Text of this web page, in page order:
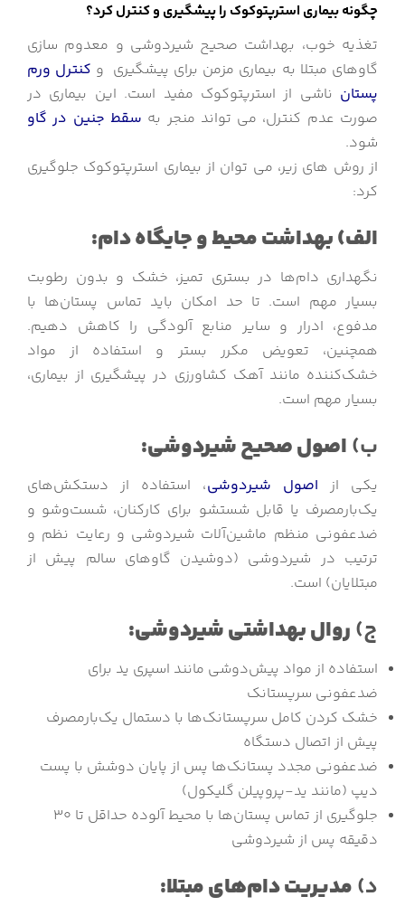
چگونه بیماری استرپتوکوک را پیشگیری و کنترل کرد؟
تغذیه خوب، بهداشت صحیح شیردوشی و معدوم سازی
گاوهای مبتلا به بیماری مزمن برای پیشگیری و کنترل ورم
پستان ناشی از استرپتوکوک مفید است. این بیماری در
صورت عدم کنترل، می تواند منجر به سقط جنین در گاو
شود.
از روش های زیر، می توان از بیماری استرپتوکوک جلوگیری
کرد:
الف) بهداشت محیط و جایگاه دام:
نگهداری دام‌ها در بستری تمیز، خشک و بدون رطوبت
بسیار مهم است. تا حد امکان باید تماس پستان‌ها با
مدفوع، ادرار و سایر منابع آلودگی را کاهش دهیم.
همچنین، تعویض مکرر بستر و استفاده از مواد
خشک‌کننده مانند آهک کشاورزی در پیشگیری از بیماری،
بسیار مهم است.
ب)اصول صحیح شیردوشی:
یکی از اصول شیردوشی، استفاده از دستکش‌های
یک‌بارمصرف یا قابل شستشو برای کارکنان، شست‌وشو و
ضدعفونی منظم ماشین‌آلات شیردوشی و رعایت نظم و
ترتیب در شیردوشی (دوشیدن گاوهای سالم پیش از
مبتلایان) است.
ج)روال بهداشتی شیردوشی:
استفاده از مواد پیش‌دوشی مانند اسپری ید برای
ضدعفونی سرپستانک
خشک کردن کامل سرپستانک‌ها با دستمال یک‌بارمصرف
پیش از اتصال دستگاه
ضدعفونی مجدد پستانک‌ها پس از پایان دوشش با پست
دیپ (مانند ید-پروپیلن گلیکول)
جلوگیری از تماس پستان‌ها با محیط آلوده حداقل تا ۳۰
دقیقه پس از شیردوشی
د)مدیریت دام‌های مبتلا: